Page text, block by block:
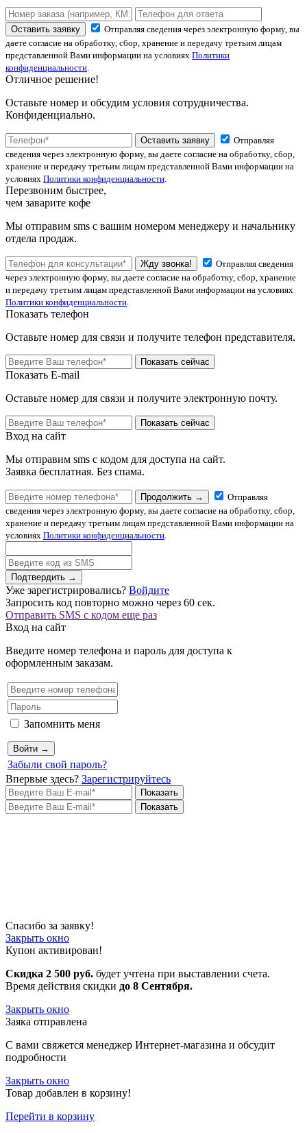
Оставить заявку
Отправляя сведения через электронную форму, вы
даете согласие на обработку, сбор, хранение и передачу третьим лицам
представленной Вами информации на условиях Политики
конфиденциальности.
Отличное решение!
Оставьте номер и обсудим условия сотрудничества.
Конфиденциально.
Оставить заявку
Отправляя
сведения через электронную форму, вы даете согласие на обработку, сбор,
хранение и передачу третьим лицам представленной Вами информации на
условиях Политики конфиденциальности.
Перезвоним быстрее,
чем заварите кофе
Мы отправим sms с вашим номером менеджеру и начальнику
отдела продаж.
Жду звонка!
Отправляя сведения
через электронную форму, вы даете согласие на обработку, сбор, хранение
и передачу третьим лицам представленной Вами информации на условиях
Политики конфиденциальности.
Показать телефон
Оставьте номер для связи и получите телефон представителя.
Показать сейчас
Показать E-mail
Оставьте номер для связи и получите электронную почту.
Показать сейчас
Вход на сайт
Мы отправим sms с кодом для доступа на сайт.
Заявка бесплатная. Без спама.
Продолжить →
Отправляя
сведения через электронную форму, вы даете согласие на обработку, сбор,
хранение и передачу третьим лицам представленной Вами информации на
условиях Политики конфиденциальности.
Подтвердить →
Уже зарегистрировались? Войдите
Запросить код повторно можно через 60 сек.
Отправить SMS с кодом еще раз
Вход на сайт
Введите номер телефона и пароль для доступа к
оформленным заказам.
Запомнить меня
Войти →
Забыли свой пароль?
Впервые здесь? Зарегистрируйтесь
Показать
Показать
Спасибо за заявку!
Закрыть окно
Купон активирован!
Скидка 2 500 руб. будет учтена при выставлении счета.
Время действия скидки до 8 Сентября.
Закрыть окно
Заяка отправлена
С вами свяжется менеджер Интернет-магазина и обсудит
подробности
Закрыть окно
Товар добавлен в корзину!
Перейти в корзину